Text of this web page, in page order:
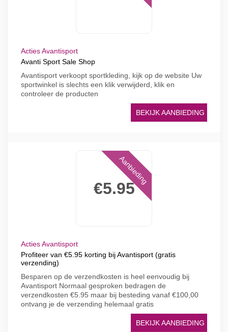
Acties Avantisport
Avanti Sport Sale Shop
Avantisport verkoopt sportkleding, kijk op de website Uw
sportwinkel is slechts een klik verwijderd, klik en
controleer de producten
BEKIJK AANBIEDING
€5.95
Aanbieding
Acties Avantisport
Profiteer van €5.95 korting bij Avantisport (gratis
verzending)
Besparen op de verzendkosten is heel eenvoudig bij
Avantisport Normaal gesproken bedragen de
verzendkosten €5.95 maar bij besteding vanaf €100,00
ontvang je de verzending helemaal gratis
BEKIJK AANBIEDING